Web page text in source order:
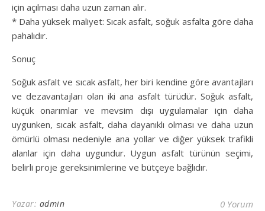
için açılması daha uzun zaman alır.
* Daha yüksek maliyet: Sıcak asfalt, soğuk asfalta göre daha
pahalıdır.
Sonuç
Soğuk asfalt ve sıcak asfalt, her biri kendine göre avantajları
ve dezavantajları olan iki ana asfalt türüdür. Soğuk asfalt,
küçük onarımlar ve mevsim dışı uygulamalar için daha
uygunken, sıcak asfalt, daha dayanıklı olması ve daha uzun
ömürlü olması nedeniyle ana yollar ve diğer yüksek trafikli
alanlar için daha uygundur. Uygun asfalt türünün seçimi,
belirli proje gereksinimlerine ve bütçeye bağlıdır.
Yazar: admin 0 Yorum